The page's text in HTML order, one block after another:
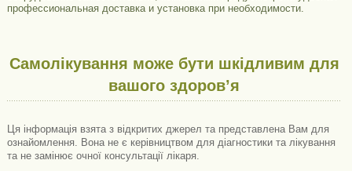
профессиональная доставка и установка при необходимости.
Самолікування може бути шкідливим для
вашого здоров’я
Ця інформація взята з відкритих джерел та представлена ​​Вам для
ознайомлення. Вона не є керівництвом для діагностики та лікування
та не замінює очної консультації лікаря.